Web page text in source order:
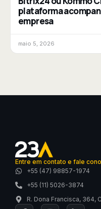
plataforma
empresa
maio 5, 2026
Entre em contato e fale
+55 (47) 98857-1974
+55 (11) 5026-3874
R. Dona Francisca, 364,